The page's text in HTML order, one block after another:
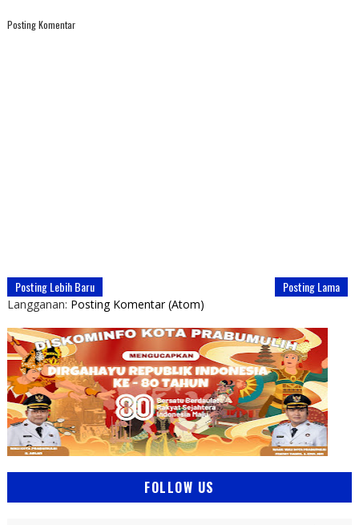
Posting Komentar
Posting Lebih Baru Posting Lama
Langganan: Posting Komentar (Atom)
FOLLOW US